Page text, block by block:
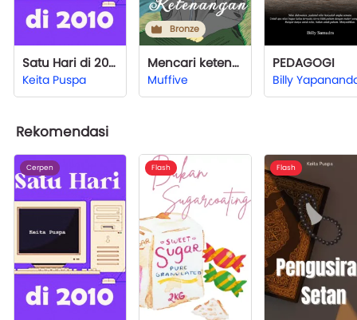
Satu Hari di 2010
Keita Puspa
Bronze
Mencari ketenangan
Muffive
PEDAGOGI
Rekomendasi
Cerpen Flash Flash